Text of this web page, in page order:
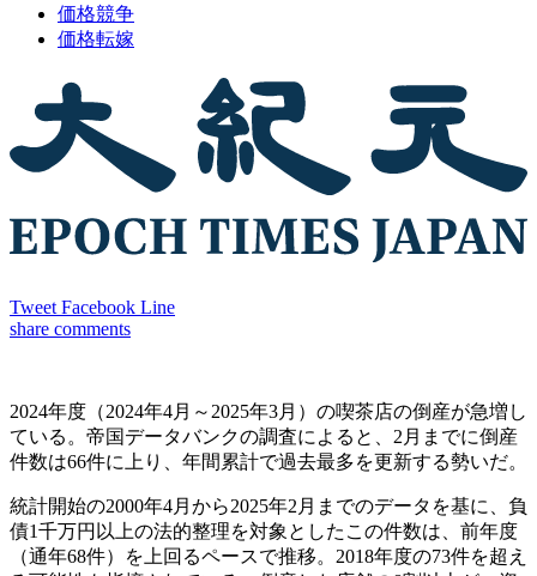
価格競争
価格転嫁
Tweet Facebook Line
share comments
2024年度（2024年4月～2025年3月）の喫茶店の倒産が急増し
ている。帝国データバンクの調査によると、2月までに倒産
件数は66件に上り、年間累計で過去最多を更新する勢いだ。
統計開始の2000年4月から2025年2月までのデータを基に、負
債1千万円以上の法的整理を対象としたこの件数は、前年度
（通年68件）を上回るペースで推移。2018年度の73件を超え